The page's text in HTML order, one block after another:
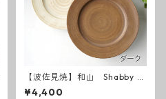
【波佐見焼】和山 Shabby c
hic style 25プレート
¥4,400